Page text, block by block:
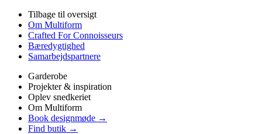
Tilbage til oversigt
Om Multiform
Crafted For Connoisseurs
Bæredygtighed
Samarbejdspartnere
Garderobe
Projekter & inspiration
Oplev snedkeriet
Om Multiform
Book designmøde →
Find butik →